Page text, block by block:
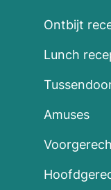
Ontbijt
Lunch
Amuses